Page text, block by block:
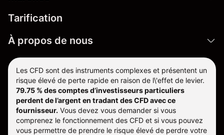
Tarification
À propos de nous
Les CFD sont des instruments complexes et présentent un
risque élevé de perte rapide en raison de l\'effet de levier.
79.75 % des comptes d’investisseurs particuliers
perdent de l’argent en tradant des CFD avec ce
fournisseur. Vous devez vous demander si vous
comprenez le fonctionnement des CFD et si vous pouvez
vous permettre de prendre le risque élevé de perdre votre